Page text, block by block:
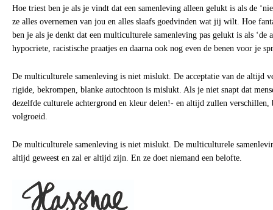
Hoe triest ben je als je vindt dat een samenleving alleen gelukt is als de
ze alles overnemen van jou en alles slaafs goedvinden wat jij wilt. Hoe
ben je als je denkt dat een multiculturele samenleving pas gelukt is als ‘de
hypocriete, racistische praatjes en daarna ook nog even de benen voor je
De multiculturele samenleving is niet mislukt. De acceptatie van de altijd
rigide, bekrompen, blanke autochtoon is mislukt. Als je niet snapt dat
dezelfde culturele achtergrond en kleur delen!- en altijd zullen verschillen,
volgroeid.
De multiculturele samenleving is niet mislukt. De multiculturele
altijd geweest en zal er altijd zijn. En ze doet niemand een belofte.